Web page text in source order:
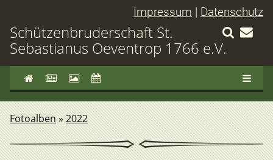
Impressum | Datenschutz
Schützenbruderschaft St.
Sebastianus Oeventrop 1766 e.V.
Fotoalben » 2022